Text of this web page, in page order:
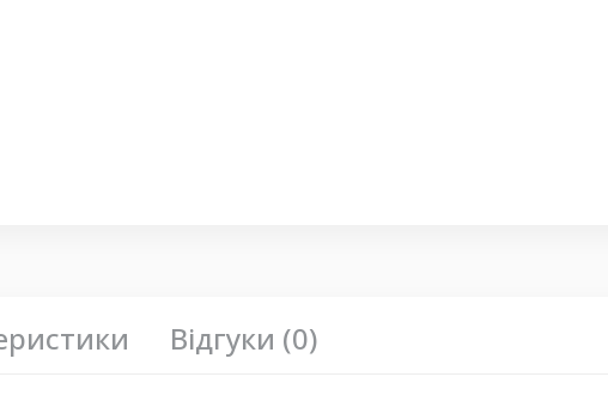
Відгуки (0)